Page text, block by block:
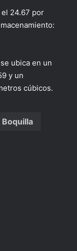
24.67 por
ubica en un
y un
cúbicos.
Boquilla